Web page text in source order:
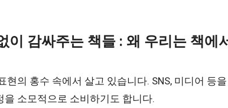
이 감싸주는 책들 : 왜 우리는 책에
현의 홍수 속에서 살고 있습니다. SNS, 미디어 등
을 소모적으로 소비하기도 합니다.